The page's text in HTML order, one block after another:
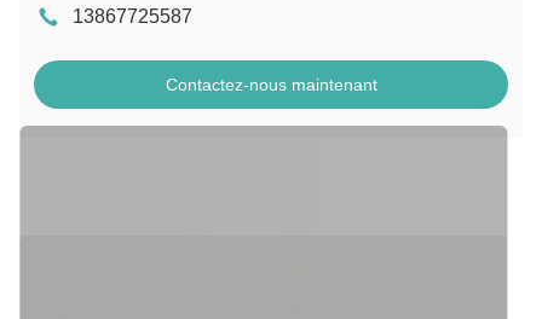
13867725587
Contactez-nous maintenant